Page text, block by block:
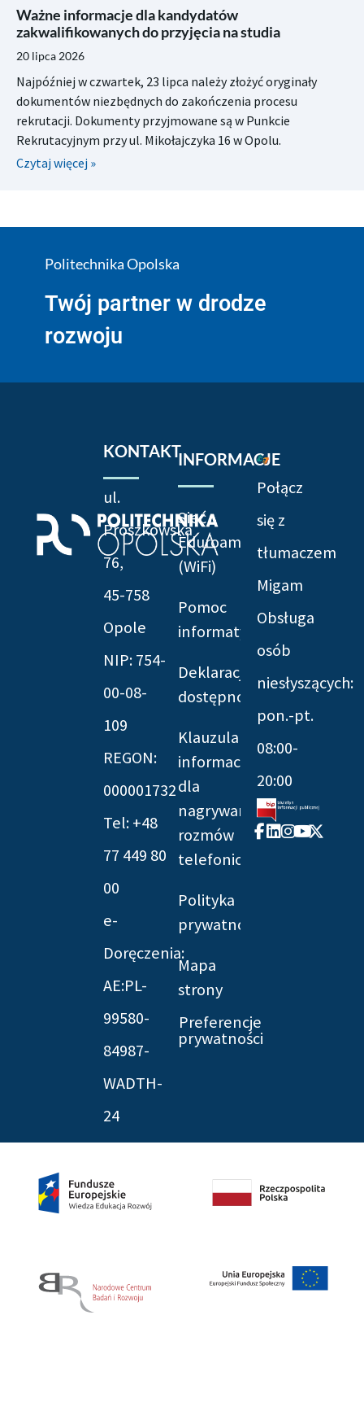
Ważne informacje dla kandydatów
zakwalifikowanych do przyjęcia na studia
20 lipca 2026
Najpóźniej w czwartek, 23 lipca należy złożyć oryginały
dokumentów niezbędnych do zakończenia procesu
rekrutacji. Dokumenty przyjmowane są w Punkcie
Rekrutacyjnym przy ul. Mikołajczyka 16 w Opolu.
Czytaj więcej »
Politechnika Opolska
Twój partner w drodze
rozwoju
KONTAKT
ul.
Prószkowska
76,
45-758
Opole
NIP: 754-
00-08-
109
REGON:
000001732
Tel: +48
77 449 80
00
e-
Doręczenia:
AE:PL-
99580-
84987-
WADTH-
24
INFORMACJE
Sieć
Eduroam
(WiFi)
Pomoc
informatyczna
Deklaracja
dostępności
Klauzula
informacyjna
dla
nagrywania
rozmów
telefonicznych
Polityka
prywatności
Mapa
strony
Preferencje
prywatności
Połącz
się z
tłumaczem
Migam
Obsługa
osób
niesłyszących:
pon.-pt.
08:00-
20:00
Facebook-
f
Linkedin
Instagram
Youtube
X-